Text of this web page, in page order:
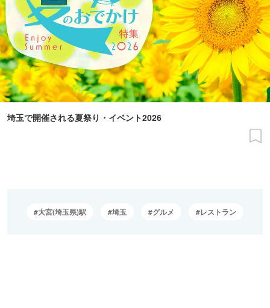
埼玉で開催される夏祭り・イベント2026
大宮(埼玉県)駅 埼玉 グルメ レストラン